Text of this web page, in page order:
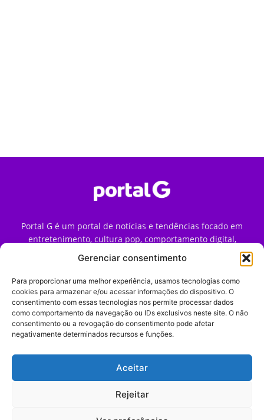
Gerenciar consentimento
Para proporcionar uma melhor experiência, usamos tecnologias como
cookies para armazenar e/ou acessar informações do dispositivo. O
consentimento com essas tecnologias nos permite processar dados
como comportamento da navegação ou IDs exclusivos neste site. O não
consentimento ou a revogação do consentimento pode afetar
negativamente determinados recursos e funções.
Aceitar
Rejeitar
Portal G é um portal de notícias e tendências focado em
entretenimento, cultura pop, comportamento digital,
streaming, games e iniciativas de marca que impactam a
forma como o público vive e consome internet no Brasil.
Contato:contato@portalg.com.br
Início Sobre
Termos de Uso
Política de Privacidade
Contato